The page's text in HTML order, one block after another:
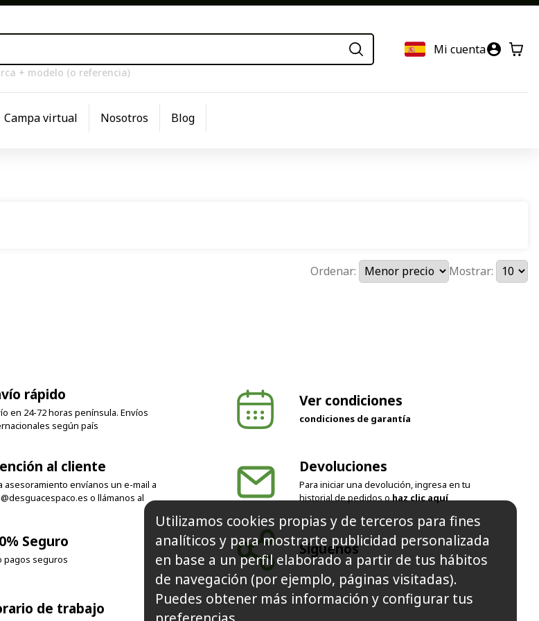
+ modelo (o referencia)
Mi cuenta
Campa virtual Nosotros Blog
Ordenar: Mostrar:
rápido
en 24-72 horas península. Envíos
según país
Ver condiciones
condiciones de garantía
al cliente
asesoramiento envíanos un e-mail a
o llámanos al
Devoluciones
Para iniciar una devolución, ingresa en tu
historial de pedidos ohaz clic aquí
Seguro
pagos seguros
Síguenos
de trabajo
Utilizamos cookies propias y de terceros para fines
analíticos y para mostrarte publicidad personalizada
en base a un perfil elaborado a partir de tus hábitos
de navegación (por ejemplo, páginas visitadas).
Puedes obtener más información y configurar tus